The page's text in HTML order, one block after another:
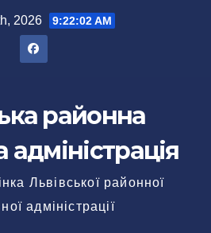
2026 9:22:02 AM
районна
Львівської районної
адміністрації